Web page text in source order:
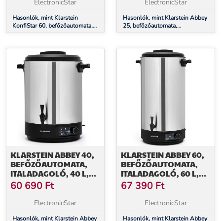
ElectronicStar
Hasonlók, mint Klarstein
KonfiStar 60, befőzőautomata,
italadagoló, 60 l, 2500 W, 100
ElectronicStar
Hasonlók, mint Klarstein Abbey
25, befőzőautomata,
italadagoló, 25 l, 100 °C, 180
KLARSTEIN ABBEY 40,
BEFŐZŐAUTOMATA,
ITALADAGOLÓ, 40 L,
100 °C, 180 PERC,
ROZSDAMENTES ACÉL
60 690 Ft
ElectronicStar
Hasonlók, mint Klarstein Abbey
KLARSTEIN ABBEY 60,
BEFŐZŐAUTOMATA,
ITALADAGOLÓ, 60 L,
100 °C, 180 PERC,
ROZSDAMENTES ACÉL
67 390 Ft
ElectronicStar
Hasonlók, mint Klarstein Abbey